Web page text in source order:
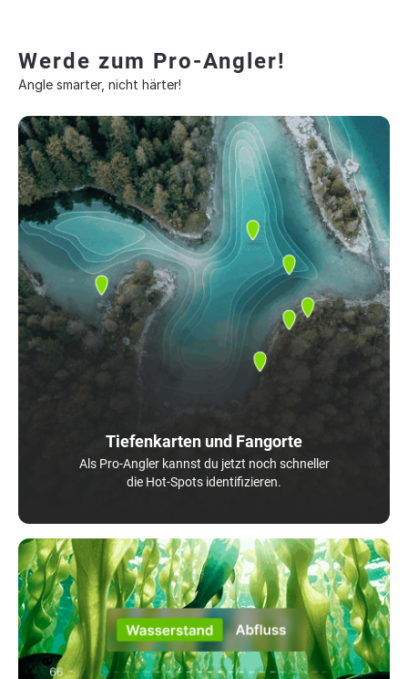
Werde zum Pro-Angler!
Angle smarter, nicht härter!
Tiefenkarten und Fangorte
Als Pro-Angler kannst du jetzt noch schneller
die Hot-Spots identifizieren.